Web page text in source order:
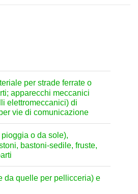
per strade ferrate o
apparecchi meccanici
elettromeccanici) di
vie di comunicazione
o da sole),
bastoni-sedile, fruste,
da quelle per pellicceria) e